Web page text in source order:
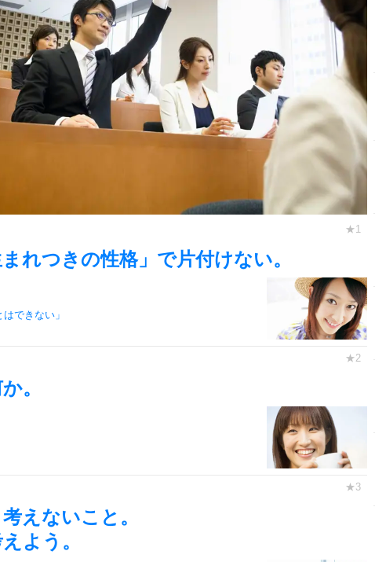
れつきの性格」で片付けない。
できない」
。
えないこと。
よう。